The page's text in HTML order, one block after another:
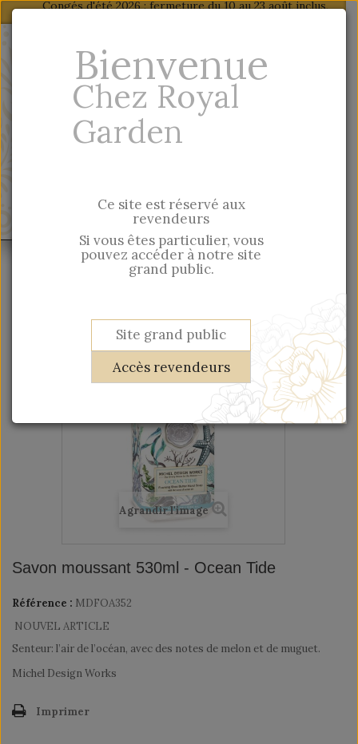
Congés d'été 2026 : fermeture du 10 au 23 août inclus,
Particulier, vous trouverez nos produits sur
notre site grand public
MENU
Agrandir l'image
Savon moussant 530ml - Ocean Tide
Référence : MDFOA352
NOUVEL ARTICLE
Senteur: l’air de l’océan, avec des notes de melon et de muguet.
Michel Design Works
Imprimer
Bienvenue
Chez Royal
Garden
Ce site est réservé aux
revendeurs
Si vous êtes particulier, vous
pouvez accéder à notre site
grand public.
Site grand public
Accès revendeurs